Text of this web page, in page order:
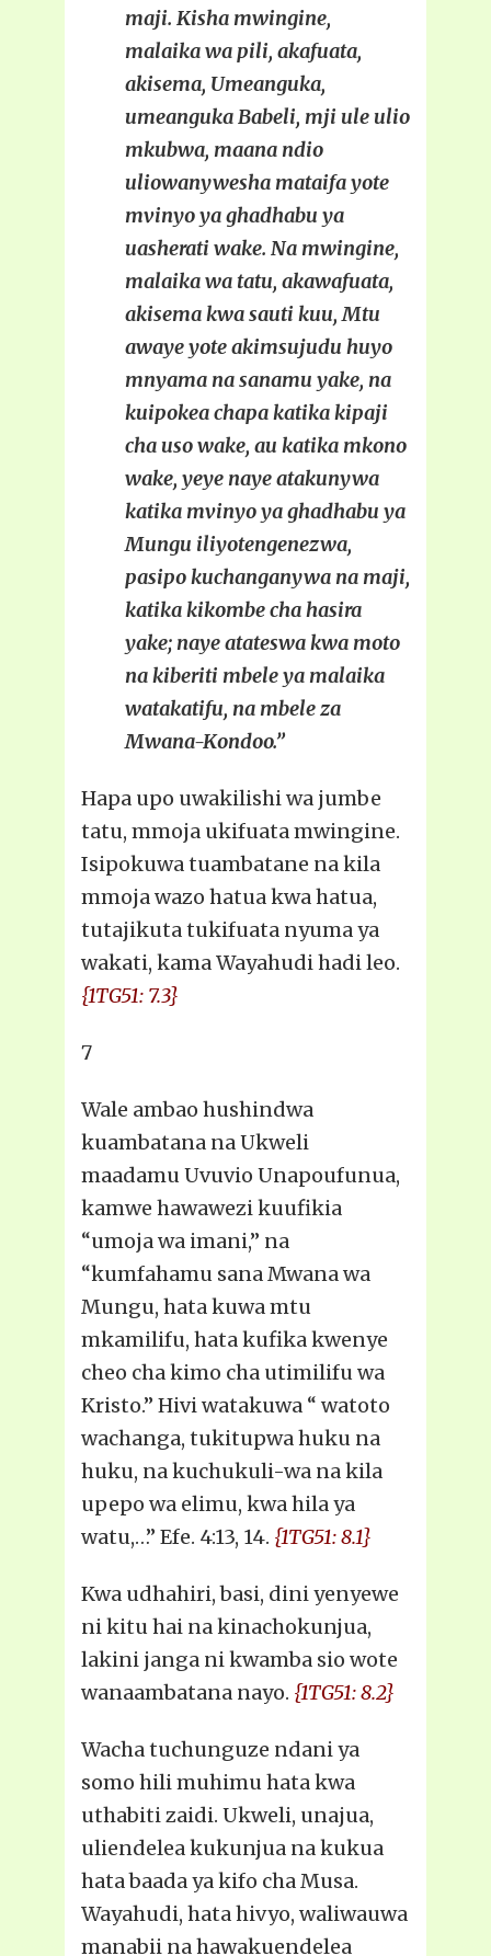
maji. Kisha mwingine,
malaika wa pili, akafuata,
akisema, Umeanguka,
umeanguka Babeli, mji ule ulio
mkubwa, maana ndio
uliowanywesha mataifa yote
mvinyo ya ghadhabu ya
uasherati wake. Na mwingine,
malaika wa tatu, akawafuata,
akisema kwa sauti kuu, Mtu
awaye yote akimsujudu huyo
mnyama na sanamu yake, na
kuipokea chapa katika kipaji
cha uso wake, au katika mkono
wake, yeye naye atakunywa
katika mvinyo ya ghadhabu ya
Mungu iliyotengenezwa,
pasipo kuchanganywa na maji,
katika kikombe cha hasira
yake; naye atateswa kwa moto
na kiberiti mbele ya malaika
watakatifu, na mbele za
Mwana-Kondoo.”
Hapa upo uwakilishi wa jumbe
tatu, mmoja ukifuata mwingine.
Isipokuwa tuambatane na kila
mmoja wazo hatua kwa hatua,
tutajikuta tukifuata nyuma ya
wakati, kama Wayahudi hadi leo.
{1TG51: 7.3}
7
Wale ambao hushindwa
kuambatana na Ukweli
maadamu Uvuvio Unapoufunua,
kamwe hawawezi kuufikia
“umoja wa imani,” na
“kumfahamu sana Mwana wa
Mungu, hata kuwa mtu
mkamilifu, hata kufika kwenye
cheo cha kimo cha utimilifu wa
Kristo.” Hivi watakuwa “ watoto
wachanga, tukitupwa huku na
huku, na kuchukuli-wa na kila
upepo wa elimu, kwa hila ya
watu,…” Efe. 4:13, 14. {1TG51: 8.1}
Kwa udhahiri, basi, dini yenyewe
ni kitu hai na kinachokunjua,
lakini janga ni kwamba sio wote
wanaambatana nayo. {1TG51: 8.2}
Wacha tuchunguze ndani ya
somo hili muhimu hata kwa
uthabiti zaidi. Ukweli, unajua,
uliendelea kukunjua na kukua
hata baada ya kifo cha Musa.
Wayahudi, hata hivyo, waliwauwa
manabii na hawakuendelea